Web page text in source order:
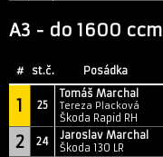
A3 - do 1600 ccm
# st.č. Posádka
1 25
Tomáš Marchal
Tereza Placková
Škoda Rapid RH
2 24
Jaroslav Marchal
Škoda 130 LR